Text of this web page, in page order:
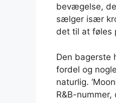
bevægelse,
sælger især
det til at føles
Den bagerste
fordel og
naturlig.
R&B-